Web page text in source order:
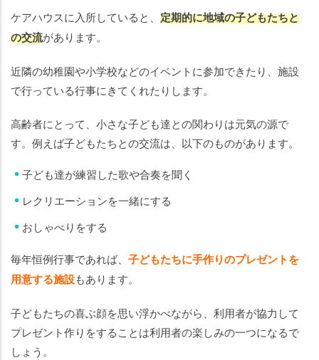
ケアハウスに入所していると、 定期的に地域の子どもたちと
の交流があります。
近隣の幼稚園や小学校などのイベントに参加できたり、施設
で行っている行事にきてくれたりします。
高齢者にとって、小さな子ども達との関わりは元気の源で
す。例えば子どもたちとの交流は、以下のものがあります。
子ども達が練習した歌や合奏を聞く
レクリエーションを一緒にする
おしゃべりをする
毎年恒例行事であれば、 子どもたちに手作りのプレゼントを
用意する施設もあります。
子どもたちの喜ぶ顔を思い浮かべながら、利用者が協力して
プレゼント作りをすることは利用者の楽しみの一つになるで
しょう。